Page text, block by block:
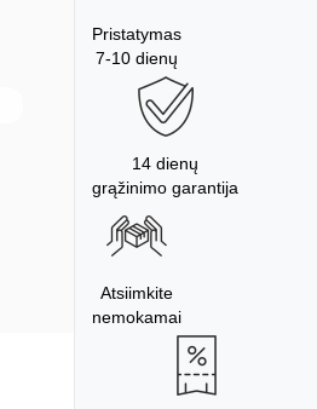
Pristatymas
7-10 dienų
14 dienų
grąžinimo garantija
Atsiimkite
nemokamai